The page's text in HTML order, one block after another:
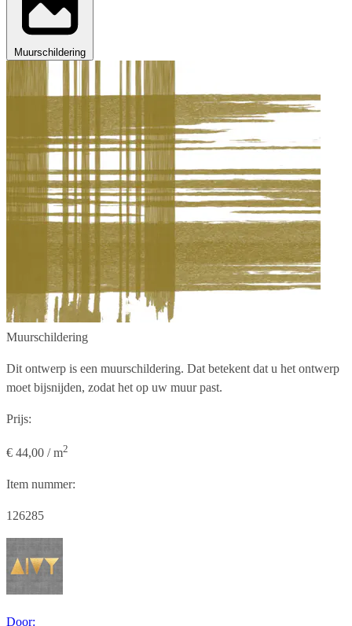
Muurschildering
Muurschildering
Dit ontwerp is een muurschildering. Dat betekent dat u het ontwerp
moet bijsnijden, zodat het op uw muur past.
Prijs:
€ 44,00 / m2
Item nummer:
126285
Door: